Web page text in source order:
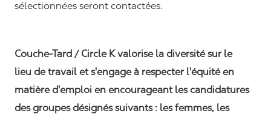
sélectionnées seront contactées.
Couche-Tard / Circle K valorise la diversité sur le
lieu de travail et s'engage à respecter l'équité en
matière d'emploi en encourageant les candidatures
des groupes désignés suivants : les femmes, les